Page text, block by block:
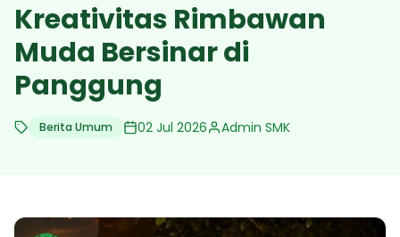
Kreativitas Rimbawan
Muda Bersinar di
Panggung
Berita Umum 02 Jul 2026 Admin SMK